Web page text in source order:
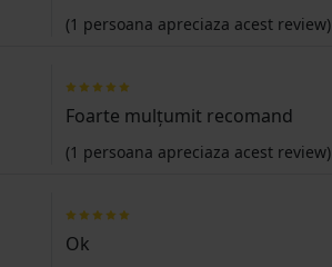
(1 persoana apreciaza acest review)
Foarte mulțumit recomand
(1 persoana apreciaza acest review)
Ok